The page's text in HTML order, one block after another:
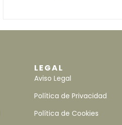
LEGAL
Aviso Legal
Política de Privacidad
Política de Cookies